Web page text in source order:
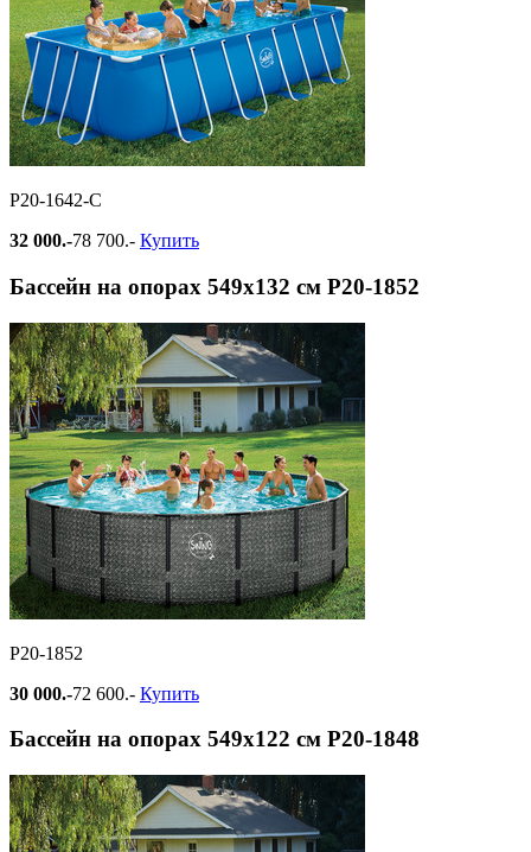
Р20-1642-С
32 000.-78 700.- Купить
Бассейн на опорах 549х132 см Р20-1852
Р20-1852
30 000.-72 600.- Купить
Бассейн на опорах 549х122 см Р20-1848